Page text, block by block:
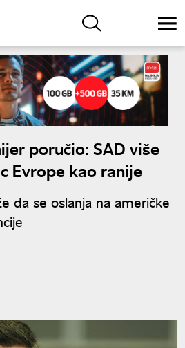
poručio: SAD više
Evrope kao ranije
da se oslanja na američke